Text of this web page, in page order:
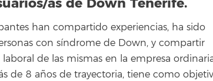
as de Down Tenerife.
han compartido experiencias, ha sido
con síndrome de Down, y compartir
de las mismas en la empresa
de 8 años de trayectoria, tiene como